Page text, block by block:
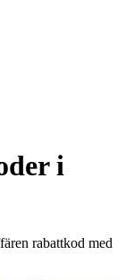
i
rabattkod med